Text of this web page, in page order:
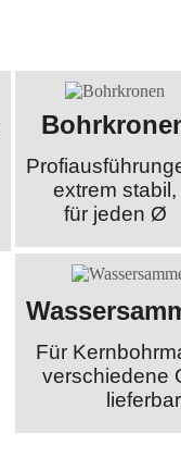
extrem stabil,
für jeden Ø
Für
verschiedene
lieferbar